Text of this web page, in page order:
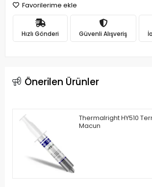
Favorilerime ekle
Hızlı Gönderi Güvenli Alışveriş
Önerilen Ürünler
Thermalright HY510
Macun